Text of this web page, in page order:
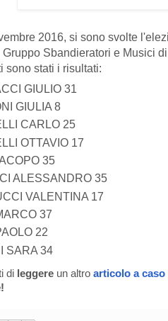
2016, si sono svolte
Gruppo Sbandieratori e Musici
sono stati i risultati:
GIULIO 31
GIULIA 8
CARLO 25
OTTAVIO 17
35
ALESSANDRO 35
VALENTINA 17
37
22
SARA 34
di leggere un altro articolo a caso